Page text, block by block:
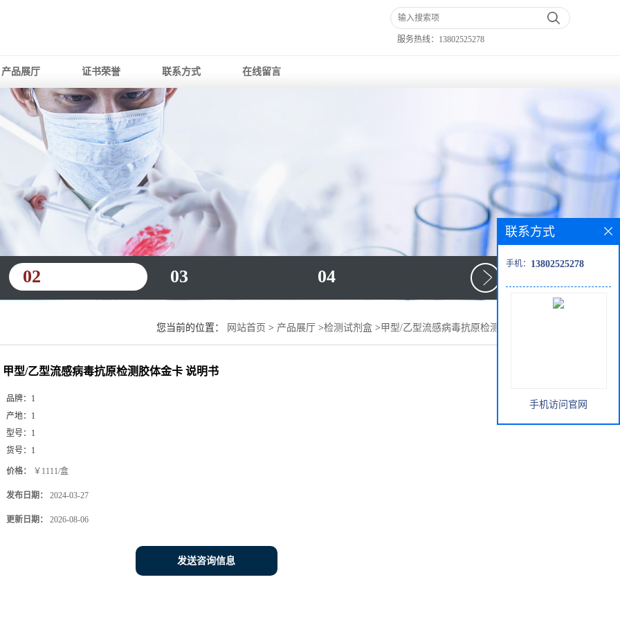
服务热线： 13802525278
产品展厅 证书荣誉 联系方式 在线留言
02 03 04
您当前的位置： 网站首页 > 产品展厅 >检测试剂盒 >甲型/乙型流感病毒抗原检测胶体金卡 说明书
甲型/乙型流感病毒抗原检测胶体金卡 说明书
品牌： 1
产地： 1
型号： 1
货号： 1
价格： ￥1111/盒
发布日期： 2024-03-27
更新日期： 2026-08-06
发送咨询信息
联系方式
手机： 13802525278
手机访问官网